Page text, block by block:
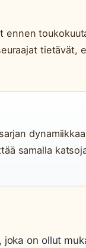
tietävät,
samalla
on ollut